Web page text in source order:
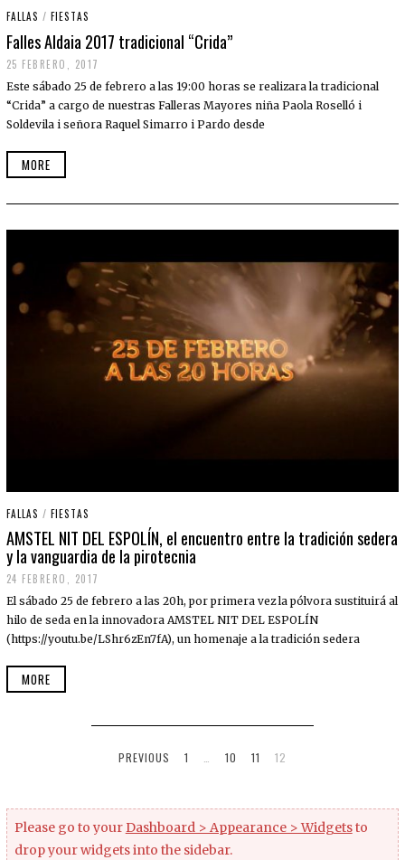
FALLAS / FIESTAS
Falles Aldaia 2017 tradicional “Crida”
25 FEBRERO, 2017
Este sábado 25 de febrero a las 19:00 horas se realizara la tradicional
“Crida” a cargo de nuestras Falleras Mayores niña Paola Roselló i
Soldevila i señora Raquel Simarro i Pardo desde
MORE
FALLAS / FIESTAS
AMSTEL NIT DEL ESPOLÍN, el encuentro entre la tradición sedera
y la vanguardia de la pirotecnia
24 FEBRERO, 2017
A
B
R
I
8
El sábado 25 de febrero a las 20h, por primera vez la pólvora sustituirá al
hilo de seda en la innovadora AMSTEL NIT DEL ESPOLÍN
(https://youtu.be/LShr6zEn7fA), un homenaje a la tradición sedera
MORE
PREVIOUS 1 10 11 12
Please go to yourDashboard > Appearance > Widgetsto
drop your widgets into the sidebar.